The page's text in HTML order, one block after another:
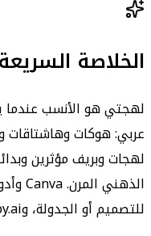
الخلاصة السريعة
لهجتي هو الأنسب
عربي: هوكات
للتصميم أو الجدولة، وCopy.ai وAraby.ai يوسّعان الخيارات.